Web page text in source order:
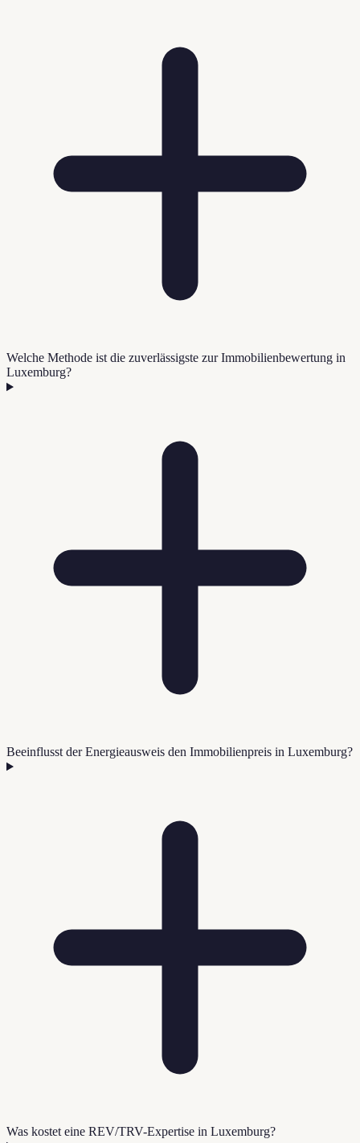
Welche Methode ist die zuverlässigste zur Immobilienbewertung in
Luxemburg?
Beeinflusst der Energieausweis den Immobilienpreis in Luxemburg?
Was kostet eine REV/TRV-Expertise in Luxemburg?